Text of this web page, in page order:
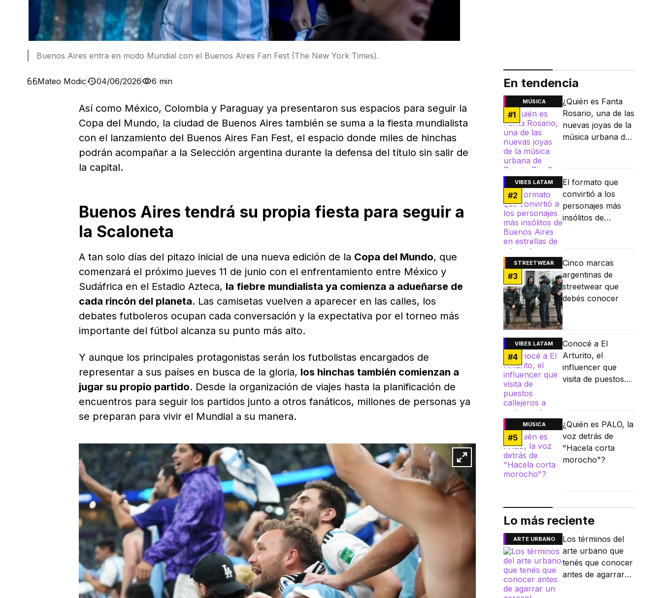
Buenos Aires entra en modo Mundial con el Buenos Aires Fan Fest (The New York Times).
Mateo Modic 04/06/2026 6 min
Así como México, Colombia y Paraguay ya presentaron sus espacios para seguir la
Copa del Mundo, la ciudad de Buenos Aires también se suma a la fiesta mundialista
con el lanzamiento del Buenos Aires Fan Fest, el espacio donde miles de hinchas
podrán acompañar a la Selección argentina durante la defensa del título sin salir de
la capital.
Buenos Aires tendrá su propia fiesta para seguir a
la Scaloneta
A tan solo días del pitazo inicial de una nueva edición de la Copa del Mundo, que
comenzará el próximo jueves 11 de junio con el enfrentamiento entre México y
Sudáfrica en el Estadio Azteca, la fiebre mundialista ya comienza a adueñarse de
cada rincón del planeta. Las camisetas vuelven a aparecer en las calles, los
debates futboleros ocupan cada conversación y la expectativa por el torneo más
importante del fútbol alcanza su punto más alto.
Y aunque los principales protagonistas serán los futbolistas encargados de
representar a sus países en busca de la gloria, los hinchas también comienzan a
jugar su propio partido. Desde la organización de viajes hasta la planificación de
encuentros para seguir los partidos junto a otros fanáticos, millones de personas ya
se preparan para vivir el Mundial a su manera.
En tendencia
MÚSICA
#1
¿Quién es Fanta
Rosario, una de las
nuevas joyas de la
música urbana de
VIBES LATAM
#2
El formato que
convirtió a los
personajes más
insólitos de
STREETWEAR
#3
Cinco marcas
argentinas de
streetwear que
debés conocer
VIBES LATAM
#4
Conocé a El
Arturito, el
influencer que
visita de puestos
MÚSICA
#5
¿Quién es PALO, la
voz detrás de
"Hacela corta
morocho"?
Lo más reciente
ARTE URBANO
Los términos del
arte urbano que
tenés que conocer
antes de agarrar